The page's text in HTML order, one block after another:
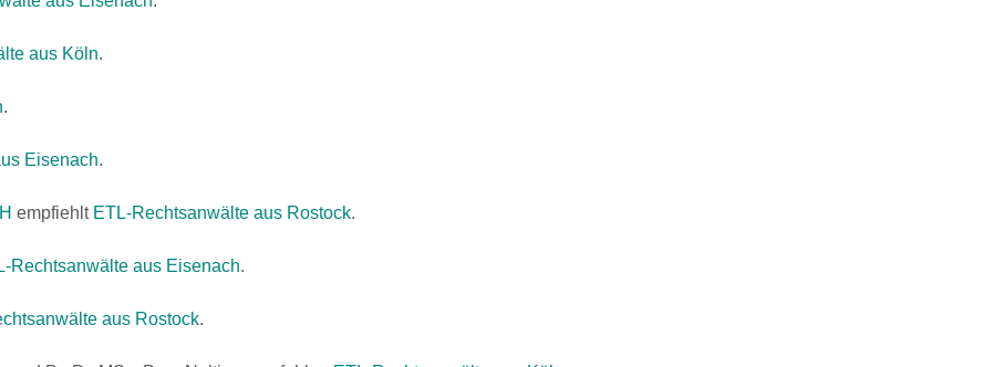
aus Köln.
.
Eisenach.
empfiehlt ETL-Rechtsanwälte aus Rostock.
Rechtsanwälte aus Eisenach.
aus Rostock.